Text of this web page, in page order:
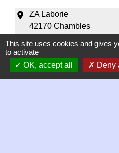
location_on
ZA Laborie
42170 Chambles
phone +33 6 64 26 46 09
Automobiles
This site uses cookies and gives
to activate
OK, accept all
Deny